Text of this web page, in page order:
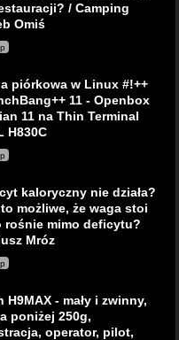
/ Camping
Omiś
piórkowa w Linux #!++
11 - Openbox
11 na Thin Terminal
H830C
kaloryczny nie działa?
możliwe, że waga stoi
rośnie mimo deficytu?
Mróz
H9MAX - mały i zwinny,
poniżej 250g,
operator, pilot,